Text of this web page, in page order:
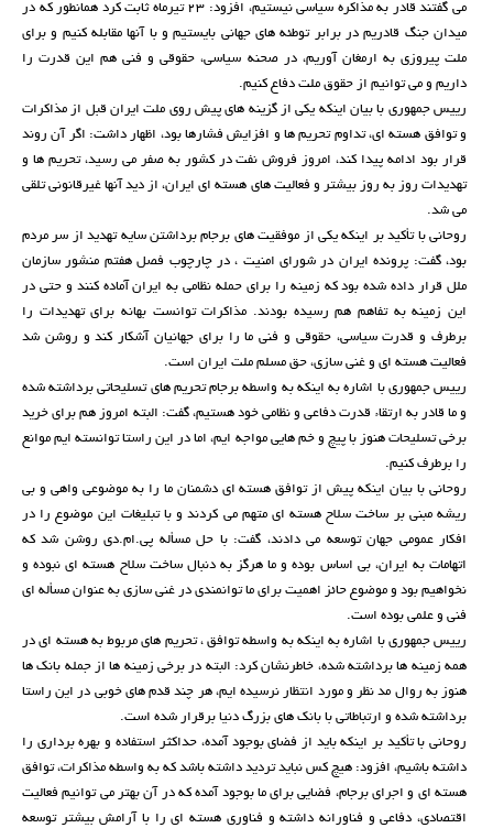
می گفتند قادر به مذاکره سیاسی نیستیم، افزود: 23 تیرماه ثابت کرد همانطور که در
میدان جنگ قادریم در برابر توطئه های جهانی بایستیم و با آنها مقابله کنیم و برای
ملت پیروزی به ارمغان آوریم، در صحنه سیاسی، حقوقی و فنی هم این قدرت را
داریم و می توانیم از حقوق ملت دفاع کنیم.
رییس جمهوری با بیان اینکه یکی از گزینه های پیش روی ملت ایران قبل از مذاکرات
و توافق هسته ای، تداوم تحریم ها و افزایش فشارها بود، اظهار داشت: اگر آن روند
قرار بود ادامه پیدا کند، امروز فروش نفت در کشور به صفر می رسید، تحریم ها و
تهدیدات روز به روز بیشتر و فعالیت های هسته ای ایران، از دید آنها غیرقانونی تلقی
می شد.
روحانی با تأکید بر اینکه یکی از موفقیت های برجام برداشتن سایه تهدید از سر مردم
بود، گفت: پرونده ایران در شورای امنیت ، در چارچوب فصل هفتم منشور سازمان
ملل قرار داده شده بود که زمینه را برای حمله نظامی به ایران آماده کنند و حتی در
این زمینه به تفاهم هم رسیده بودند. مذاکرات توانست بهانه برای تهدیدات را
برطرف و قدرت سیاسی، حقوقی و فنی ما را برای جهانیان آشکار کند و روشن شد
فعالیت هسته ای و غنی سازی، حق مسلم ملت ایران است.
رییس جمهوری با اشاره به اینکه به واسطه برجام تحریم های تسلیحاتی برداشته شده
و ما قادر به ارتقاء قدرت دفاعی و نظامی خود هستیم، گفت: البته امروز هم برای خرید
برخی تسلیحات هنوز با پیچ و خم هایی مواجه ایم، اما در این راستا توانسته ایم موانع
را برطرف کنیم.
روحانی با بیان اینکه پیش از توافق هسته ای دشمنان ما را به موضوعی واهی و بی
ریشه مبنی بر ساخت سلاح هسته ای متهم می کردند و با تبلیغات این موضوع را در
افکار عمومی جهان توسعه می دادند، گفت: با حل مسأله پی.ام.دی روشن شد که
اتهامات به ایران، بی اساس بوده و ما هرگز به دنبال ساخت سلاح هسته ای نبوده و
نخواهیم بود و موضوع حائز اهمیت برای ما توانمندی در غنی سازی به عنوان مسأله ای
فنی و علمی بوده است.
رییس جمهوری با اشاره به اینکه به واسطه توافق ، تحریم های مربوط به هسته ای در
همه زمینه ها برداشته شده، خاطرنشان کرد: البته در برخی زمینه ها از جمله بانک ها
هنوز به روال مد نظر و مورد انتظار نرسیده ایم، هر چند قدم های خوبی در این راستا
برداشته شده و ارتباطاتی با بانک های بزرگ دنیا برقرار شده است.
روحانی با تأکید بر اینکه باید از فضای بوجود آمده، حداکثر استفاده و بهره برداری را
داشته باشیم، افزود: هیچ کس نباید تردید داشته باشد که به واسطه مذاکرات، توافق
هسته ای و اجرای برجام، فضایی برای ما بوجود آمده که در آن بهتر می توانیم فعالیت
اقتصادی، دفاعی و فناورانه داشته و فناوری هسته ای را با آرامش بیشتر توسعه